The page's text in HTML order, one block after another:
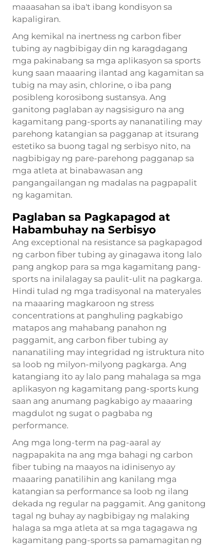
maaasahan sa iba't ibang kondisyon sa
kapaligiran.
Ang kemikal na inertness ng carbon fiber
tubing ay nagbibigay din ng karagdagang
mga pakinabang sa mga aplikasyon sa sports
kung saan maaaring ilantad ang kagamitan sa
tubig na may asin, chlorine, o iba pang
posibleng korosibong sustansya. Ang
ganitong paglaban ay nagsisiguro na ang
kagamitang pang-sports ay nananatiling may
parehong katangian sa pagganap at itsurang
estetiko sa buong tagal ng serbisyo nito, na
nagbibigay ng pare-parehong pagganap sa
mga atleta at binabawasan ang
pangangailangan ng madalas na pagpapalit
ng kagamitan.
Paglaban sa Pagkapagod at
Habambuhay na Serbisyo
Ang exceptional na resistance sa pagkapagod
ng carbon fiber tubing ay ginagawa itong lalo
pang angkop para sa mga kagamitang pang-
sports na inilalagay sa paulit-ulit na pagkarga.
Hindi tulad ng mga tradisyonal na materyales
na maaaring magkaroon ng stress
concentrations at panghuling pagkabigo
matapos ang mahabang panahon ng
paggamit, ang carbon fiber tubing ay
nananatiling may integridad ng istruktura nito
sa loob ng milyon-milyong pagkarga. Ang
katangiang ito ay lalo pang mahalaga sa mga
aplikasyon ng kagamitang pang-sports kung
saan ang anumang pagkabigo ay maaaring
magdulot ng sugat o pagbaba ng
performance.
Ang mga long-term na pag-aaral ay
nagpapakita na ang mga bahagi ng carbon
fiber tubing na maayos na idinisenyo ay
maaaring panatilihin ang kanilang mga
katangian sa performance sa loob ng ilang
dekada ng regular na paggamit. Ang ganitong
tagal ng buhay ay nagbibigay ng malaking
halaga sa mga atleta at sa mga tagagawa ng
kagamitang pang-sports sa pamamagitan ng